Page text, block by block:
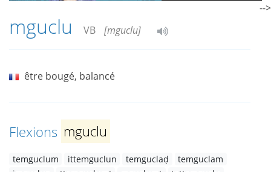
mguclu VB [mguclu]
être bougé, balancé
Flexions mguclu
temguclum ittemguclun temguclaḍ
temguclam
-->